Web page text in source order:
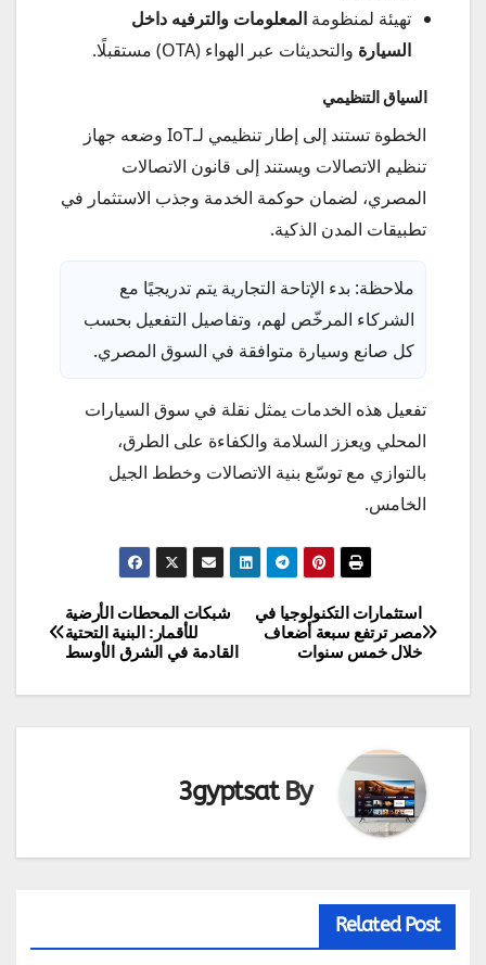
تهيئة لمنظومةالمعلومات والترفيه داخل
السيارة والتحديثات عبر الهواء (OTA) مستقبلًا.
السياق التنظيمي
الخطوة تستند إلى إطار تنظيمي لـIoT وضعه جهاز
تنظيم الاتصالات ويستند إلى قانون الاتصالات
المصري، لضمان حوكمة الخدمة وجذب الاستثمار في
تطبيقات المدن الذكية.
ملاحظة: بدء الإتاحة التجارية يتم تدريجيًا مع
الشركاء المرخّص لهم، وتفاصيل التفعيل بحسب
كل صانع وسيارة متوافقة في السوق المصري.
تفعيل هذه الخدمات يمثل نقلة في سوق السيارات
المحلي ويعزز السلامة والكفاءة على الطرق،
بالتوازي مع توسّع بنية الاتصالات وخطط الجيل
الخامس.
تصفّح
المقالات
شبكات المحطات الأرضية
للأقمار: البنية التحتية
القادمة في الشرق الأوسط
استثمارات التكنولوجيا في
مصر ترتفع سبعة أضعاف
خلال خمس سنوات
By
3gyptsat
Related Post